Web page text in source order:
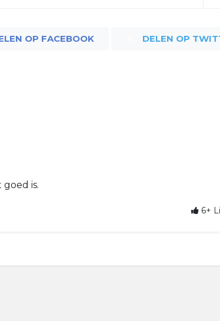
OP FACEBOOK DELEN OP
is.
6+